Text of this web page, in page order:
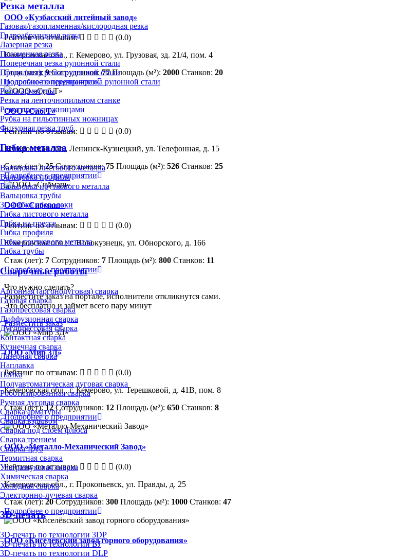
Резка металла
Газовая/газопламенная/кислородная резка
Гидроабразивная резка
Лазерная резка
Плазменная резка
Поперечная резка рулонной стали
Продольная резка рулонной стали
Продольно-поперечная резка рулонной стали
Резка арматуры
Резка на ленточнопильном станке
Резка пресс-ножницами
Рубка на гильотинных ножницах
Фигурная резка труб
Гибка металла
Вальцовка листового металла
Вальцовка профиля
Вальцовка пруткового металла
Вальцовка трубы
3D-гибка проволоки
Гибка листового металла
Гибка на прессе
Гибка профиля
Гибка пруткового металла
Гибка трубы
Сварочные работы
Аргонная (аргонодуговая) сварка
Газовая сварка
Газопрессовая сварка
Диффузионная сварка
Дугопрессовая сварка
Контактная сварка
Кузнечная сварка
Лазерная сварка
Наплавка
Пайка
Полуавтоматическая дуговая сварка
Роботизированная сварка
Ручная дуговая сварка
Сварка арматуры
Сварка взрывом
Сварка под слоем флюса
Сварка трением
Сварка труб
Термитная сварка
Ультразвуковая сварка
Химическая сварка
Холодная сварка
Электронно-лучевая сварка
3D-печать
3D-печать по технологии 3DP
3D-печать по технологии BJ
3D-печать по технологии DLP
ООО «Кузбасский литейный завод»
Рейтинг по отзывам:
(0.0)
Кемеровская обл., г. Кемерово, ул. Грузовая, зд. 21/4, пом. 4
Стаж (лет):9 Сотрудников:77 Площадь (м²): 2000 Станков: 20
Подробнее о предприятии
ООО «Сиб.Т»
Рейтинг по отзывам:
(0.0)
Кемеровская обл., Ленинск-Кузнецкий, ул. Телефонная, д. 15
Стаж (лет):25 Сотрудников:75 Площадь (м²): 526 Станков: 25
Подробнее о предприятии
ООО «Сибмаш»
Рейтинг по отзывам:
(0.0)
Кемеровская обл., г. Новокузнецк, ул. Обнорского, д. 166
Стаж (лет): 7 Сотрудников: 7 Площадь (м²): 800 Станков: 11
Подробнее о предприятии
Что нужно сделать?
Разместите заказ на портале, исполнители откликнутся сами.
Это бесплатно и займет всего пару минут
Разместить заказ
ООО «Мир 3Д»
Рейтинг по отзывам:
(0.0)
Кемеровская обл., г. Кемерово, ул. Терешковой, д. 41В, пом. 8
Стаж (лет):12 Сотрудников: 12 Площадь (м²): 650 Станков: 8
Подробнее о предприятии
ООО «Металло-Механический Завод»
Рейтинг по отзывам:
(0.0)
Кемеровская обл., г. Прокопьевск, ул. Правды, д. 25
Стаж (лет):20 Сотрудников: 300 Площадь (м²): 1000 Станков: 47
Подробнее о предприятии
ООО «Киселёвский завод горного оборудования»